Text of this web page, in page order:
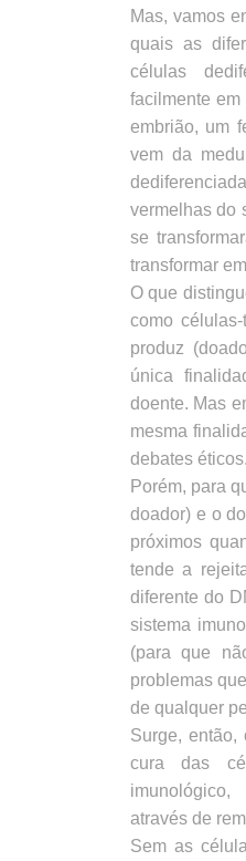
Mas, vamos
quais as
células
facilmente
embrião, um
vem da
vermelhas do
se
transformar
O que
como
produz
única
doente. Mas
mesma
debates éticos.
Porém, para
doador) e o
próximos
tende a
diferente do
sistema
(para que
problemas
de qualquer
Surge,
cura das
através de
Sem as